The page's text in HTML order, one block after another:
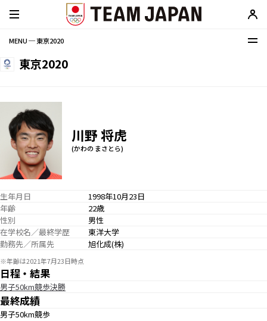
MENU ─ 東京2020
東京2020
川野 将虎
(かわの まさとら)
生年月日
1998年10月23日
年齢
22歳
性別
男性
在学校名／最終学歴
東洋大学
勤務先／所属先
旭化成(株)
※年齢は2021年7月23日時点
日程・結果
男子50km競歩決勝
最終成績
男子50km競歩